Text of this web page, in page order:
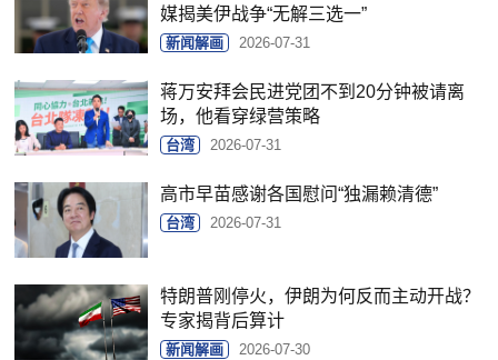
媒揭美伊战争“无解三选一”
新闻解画 2026-07-31
蒋万安拜会民进党团不到20分钟被请离
场，他看穿绿营策略
台湾 2026-07-31
高市早苗感谢各国慰问“独漏赖清德”
台湾 2026-07-31
特朗普刚停火，伊朗为何反而主动开战？
专家揭背后算计
新闻解画 2026-07-30